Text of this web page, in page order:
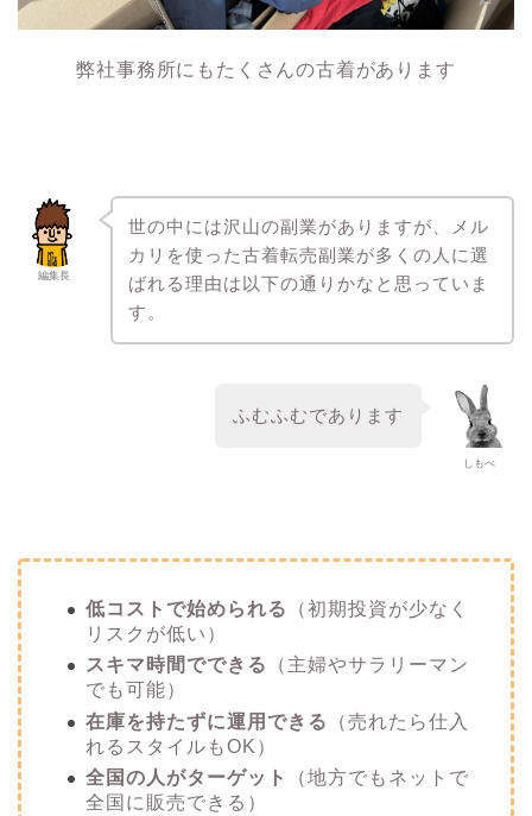
弊社事務所にもたくさんの古着があります
編集長
世の中には沢山の副業がありますが、メル
カリを使った古着転売副業が多くの人に選
ばれる理由は以下の通りかなと思っていま
す。
しもべ
ふむふむであります
低コストで始められる
（初期投資が少なく
リスクが低い）
スキマ時間でできる
（主婦やサラリーマン
でも可能）
在庫を持たずに運用できる
（売れたら仕入
れるスタイルもOK）
全国の人がターゲット
（地方でもネットで
全国に販売できる）